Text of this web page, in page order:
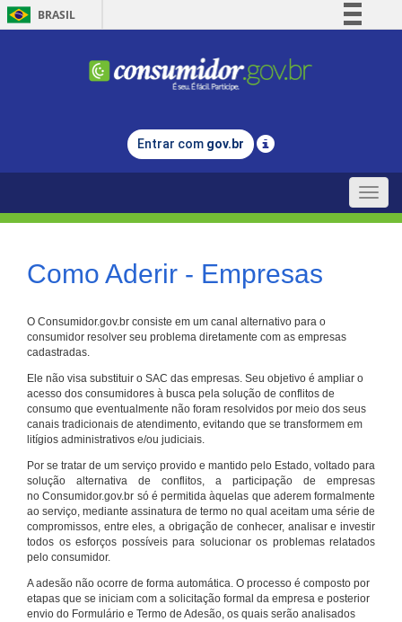
BRASIL
Comunica BR
Legislação
Entrar com gov.br
Toggle
Como Aderir - Empresas
O Consumidor.gov.br consiste em um canal alternativo para o
consumidor resolver seu problema diretamente com as empresas
cadastradas.
Ele não visa substituir o SAC das empresas. Seu objetivo é ampliar o
acesso dos consumidores à busca pela solução de conflitos de
consumo que eventualmente não foram resolvidos por meio dos seus
canais tradicionais de atendimento, evitando que se transformem em
litígios administrativos e/ou judiciais.
Por se tratar de um serviço provido e mantido pelo Estado, voltado para
solução alternativa de conflitos, a participação de empresas
no Consumidor.gov.br só é permitida àquelas que aderem formalmente
ao serviço, mediante assinatura de termo no qual aceitam uma série de
compromissos, entre eles, a obrigação de conhecer, analisar e investir
todos os esforços possíveis para solucionar os problemas relatados
pelo consumidor.
A adesão não ocorre de forma automática. O processo é composto por
etapas que se iniciam com a solicitação formal da empresa e posterior
envio do Formulário e Termo de Adesão, os quais serão analisados